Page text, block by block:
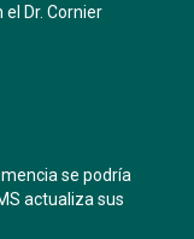
el Dr. Cornier
se podría
actualiza sus